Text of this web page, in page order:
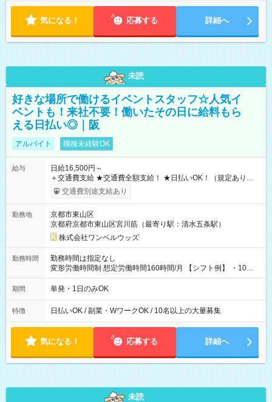
気になる！ 応募する 詳細へ
未読
好きな場所で働けるイベントスタッフ☆人気イ
ベントも！来社不要！働いたその日に給料もら
える日払い◎｜阪
アルバイト 職種未経験OK
給与
日給16,500円～
＋交通費支給 ★交通費全額支給！ ★日払いOK！（規定あり） ┗
働いたその日に現金GET♪ お仕事後はコンビニATMから 日払
交通費別途支給あり
勤務地
京都市東山区
京都府京都市東山区宮川筋（最寄り駅：清水五条駅）
株式会社ワンベルウッズ
勤務時間
勤務時間は指定なし
変形労働時間制 想定労働時間160時間/月 【シフト例】 ・10：
00～20：00
期間 単発・1日のみOK
特徴 日払いOK / 副業・WワークOK / 10名以上の大量募集
気になる！ 応募する 詳細へ
未読